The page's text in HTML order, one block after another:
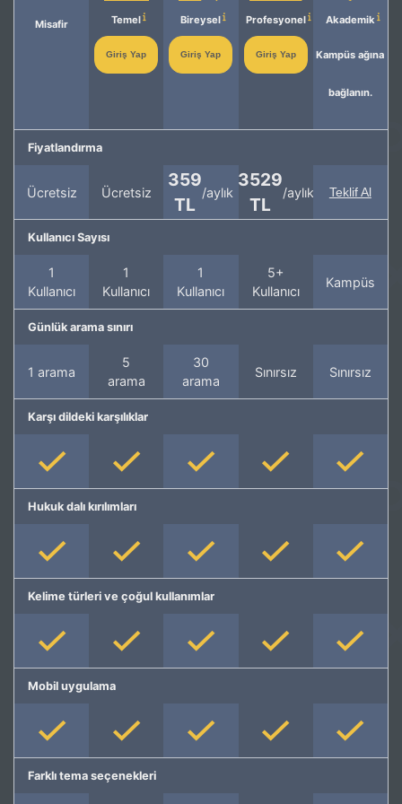
Misafir Temel
Giriş Yap
Bireysel
Giriş Yap
Profesyonel
Giriş Yap
Akademik
Kampüs ağına
bağlanın.
Fiyatlandırma
Ücretsiz Ücretsiz
359
TL
/aylık
3529
TL
/aylık Teklif Al
Kullanıcı Sayısı
1
Kullanıcı
1
Kullanıcı
1
Kullanıcı
5+
Kullanıcı
Kampüs
Günlük arama sınırı
1 arama
5
arama
30
arama
Sınırsız Sınırsız
Karşı dildeki karşılıklar
Hukuk dalı kırılımları
Kelime türleri ve çoğul kullanımlar
Mobil uygulama
Farklı tema seçenekleri